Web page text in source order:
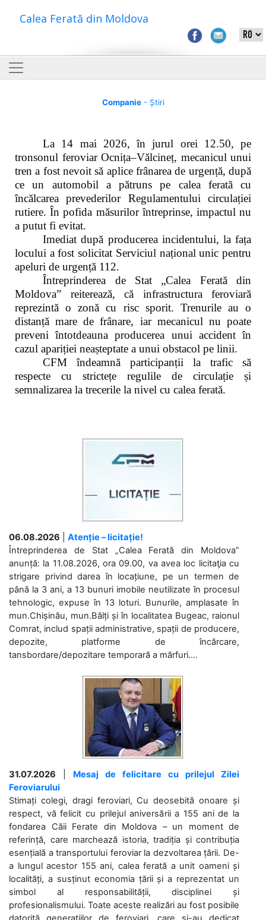
Calea Ferată din Moldova
Companie- Știri
La 14 mai 2026, în jurul orei 12.50, pe
tronsonul feroviar Ocnița–Vălcineț, mecanicul unui
tren a fost nevoit să aplice frânarea de urgență, după
ce un automobil a pătruns pe calea ferată cu
încălcarea prevederilor Regulamentului circulației
rutiere. În pofida măsurilor întreprinse, impactul nu
a putut fi evitat.
Imediat după producerea incidentului, la fața
locului a fost solicitat Serviciul național unic pentru
apeluri de urgență 112.
Întreprinderea de Stat „Calea Ferată din
Moldova” reiterează, că infrastructura feroviară
reprezintă o zonă cu risc sporit. Trenurile au o
distanță mare de frânare, iar mecanicul nu poate
preveni întotdeauna producerea unui accident în
cazul apariției neașteptate a unui obstacol pe linii.
CFM îndeamnă participanții la trafic să
respecte cu strictețe regulile de circulație și
semnalizarea la trecerile la nivel cu calea ferată.
06.08.2026
Atenție – licitație!
Întreprinderea de Stat „Calea Ferată din Moldova”
anunță: la 11.08.2026, ora 09.00, va avea loc licitaţia cu
strigare privind darea în locațiune, pe un termen de
până la 3 ani, a 13 bunuri imobile neutilizate în procesul
tehnologic, expuse în 13 loturi. Bunurile, amplasate în
mun.Chișinău, mun.Bălți și în localitatea Bugeac, raionul
Comrat, includ spații administrative, spații de producere,
depozite, platforme de încărcare,
tansbordare/depozitare temporară a mărfuri....
31.07.2026
Mesaj de felicitare cu prilejul Zilei
Feroviarului
Stimați colegi, dragi feroviari, Cu deosebită onoare și
respect, vă felicit cu prilejul aniversării a 155 ani de la
fondarea Căii Ferate din Moldova – un moment de
referință, care marchează istoria, tradiția și contribuția
esențială a transportului feroviar la dezvoltarea țării. De-
a lungul acestor 155 ani, calea ferată a unit oameni și
localități, a susținut economia țării și a reprezentat un
simbol al responsabilității, disciplinei și
profesionalismului. Toate aceste realizări au fost posibile